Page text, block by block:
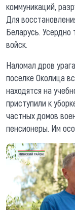
коммуникаций,
Для
Беларусь.
войск.
Наломал дров
поселке Околица
находятся на
приступили к
частных домов
пенсионеры. Им